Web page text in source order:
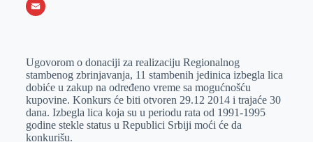
o
e
e
r
k
I
n
b
h
s
A
p
p
X
a
i
l
Ugovorom o donaciji za realizaciju Regionalnog
stambenog zbrinjavanja, 11 stambenih jedinica izbegla lica
dobiće u zakup na određeno vreme sa mogućnošću
kupovine. Konkurs će biti otvoren 29.12 2014 i trajaće 30
dana. Izbegla lica koja su u periodu rata od 1991-1995
godine stekle status u Republici Srbiji moći će da
konkurišu.